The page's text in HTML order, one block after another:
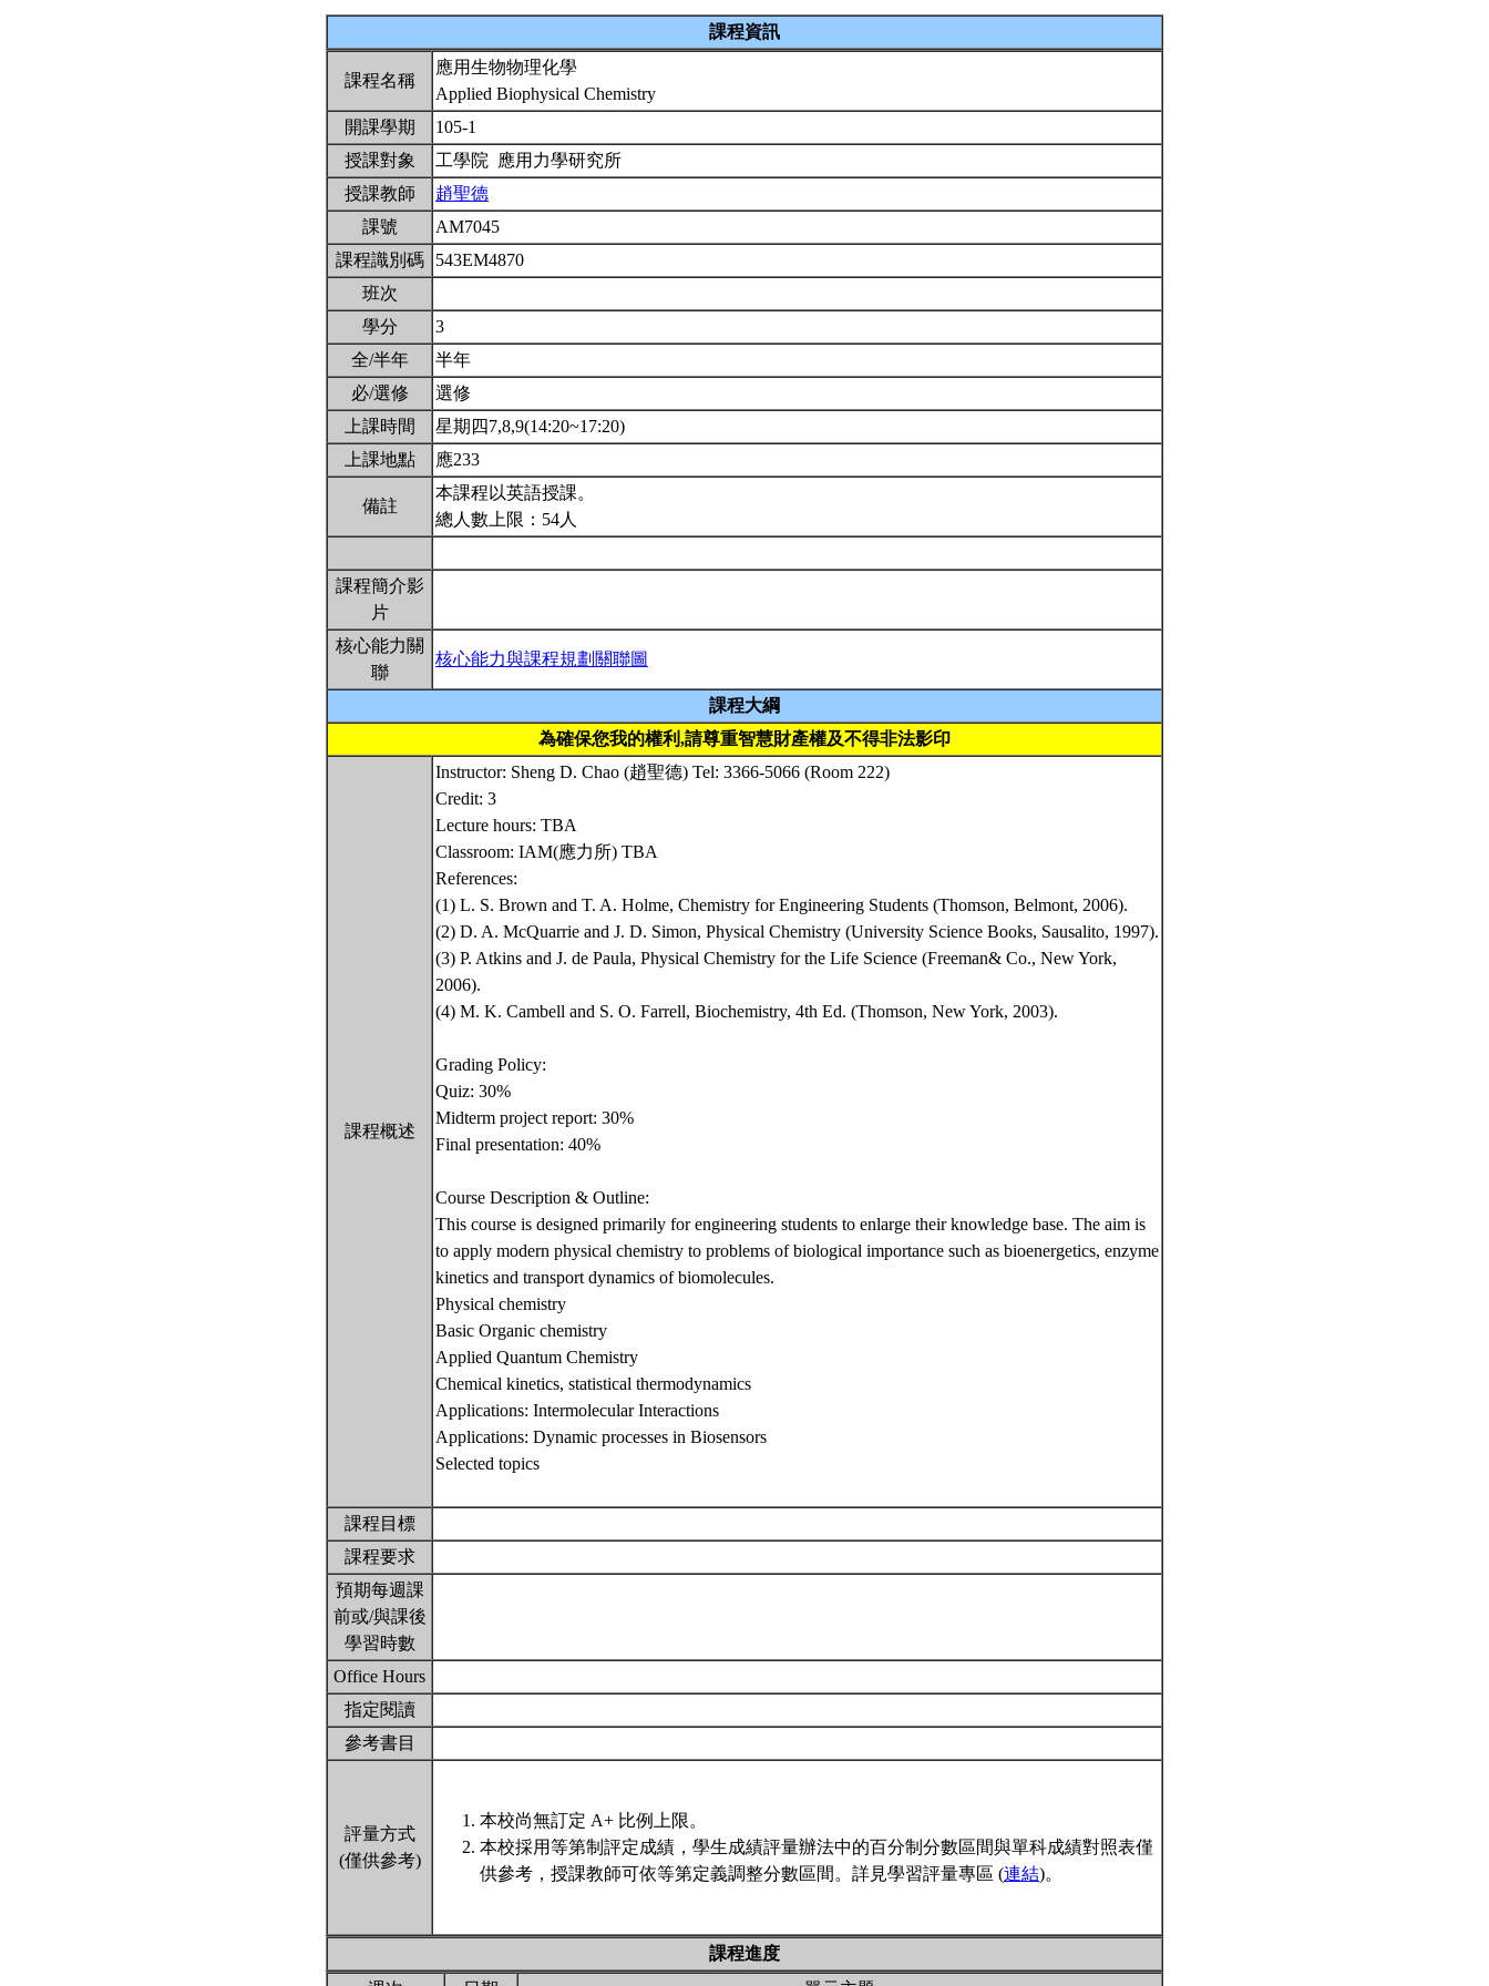
課程資訊
課程名稱
應用生物物理化學
Applied Biophysical Chemistry
開課學期
105-1
授課對象
工學院 應用力學研究所
授課教師
趙聖德
課號
AM7045
課程識別碼
543EM4870
班次
學分
3
全/半年
半年
必/選修
選修
上課時間
星期四7,8,9(14:20~17:20)
上課地點
應233
備註
本課程以英語授課。
總人數上限：54人
課程簡介影
片
核心能力關
聯
核心能力與課程規劃關聯圖
課程大綱
為確保您我的權利,請尊重智慧財產權及不得非法影印
課程概述
Instructor: Sheng D. Chao (趙聖德) Tel: 3366-5066 (Room 222)
Credit: 3
Lecture hours: TBA
Classroom: IAM(應力所) TBA
References:
(1) L. S. Brown and T. A. Holme, Chemistry for Engineering Students (Thomson, Belmont, 2006).
(2) D. A. McQuarrie and J. D. Simon, Physical Chemistry (University Science Books, Sausalito, 1997).
(3) P. Atkins and J. de Paula, Physical Chemistry for the Life Science (Freeman& Co., New York,
2006).
(4) M. K. Cambell and S. O. Farrell, Biochemistry, 4th Ed. (Thomson, New York, 2003).
Grading Policy:
Quiz: 30%
Midterm project report: 30%
Final presentation: 40%
Course Description & Outline:
This course is designed primarily for engineering students to enlarge their knowledge base. The aim is
to apply modern physical chemistry to problems of biological importance such as bioenergetics, enzyme
kinetics and transport dynamics of biomolecules.
Physical chemistry
Basic Organic chemistry
Applied Quantum Chemistry
Chemical kinetics, statistical thermodynamics
Applications: Intermolecular Interactions
Applications: Dynamic processes in Biosensors
Selected topics
課程目標
課程要求
預期每週課
前或/與課後
學習時數
Office Hours
指定閱讀
參考書目
評量方式
(僅供參考)
本校尚無訂定 A+ 比例上限。
本校採用等第制評定成績，學生成績評量辦法中的百分制分數區間與單科成績對照表僅
供參考，授課教師可依等第定義調整分數區間。詳見學習評量專區 (連結)。
課程進度